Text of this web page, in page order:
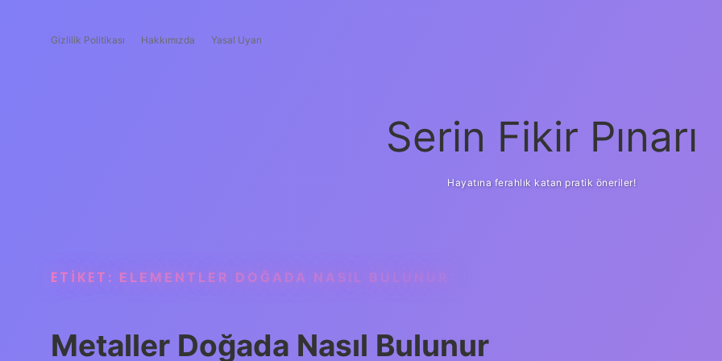
Gizlilik Politikası Hakkımızda Yasal Uyarı
Serin Fikir Pınarı
Hayatına ferahlık katan pratik öneriler!
ETIKET: ELEMENTLER DOĞADA NASIL BULUNUR
Metaller Doğada Nasıl Bulunur